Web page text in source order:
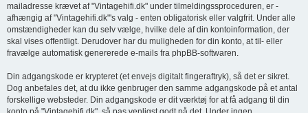
mailadresse krævet af "Vintagehifi.dk" under tilmeldingssproceduren, er -
afhængig af "Vintagehifi.dk"'s valg - enten obligatorisk eller valgfrit. Under alle
omstændigheder kan du selv vælge, hvilke dele af din kontoinformation, der
skal vises offentligt. Derudover har du muligheden for din konto, at til- eller
fravælge automatisk genererede e-mails fra phpBB-softwaren.
Din adgangskode er krypteret (et envejs digitalt fingeraftryk), så det er sikret.
Dog anbefales det, at du ikke genbruger den samme adgangskode på et antal
forskellige websteder. Din adgangskode er dit værktøj for at få adgang til din